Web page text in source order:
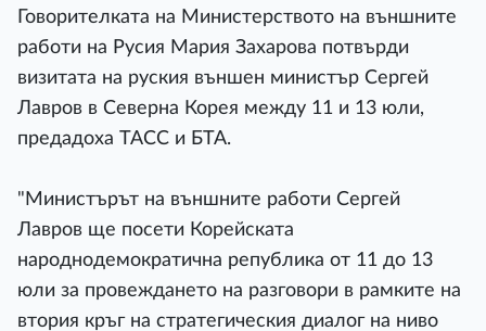
Говорителката на Министерството на външните
работи на Русия Мария Захарова потвърди
визитата на руския външен министър Сергей
Лавров в Северна Корея между 11 и 13 юли,
предадоха ТАСС и БТА.
"Министърът на външните работи Сергей
Лавров ще посети Корейската
народнодемократична република от 11 до 13
юли за провеждането на разговори в рамките на
втория кръг на стратегическия диалог на ниво